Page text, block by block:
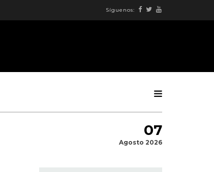
Síguenos:
07
Agosto 2026